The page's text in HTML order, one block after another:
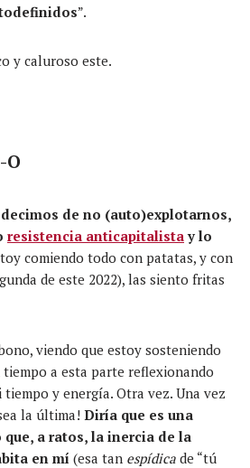
”.
y caluroso este.
O
decimos de no (auto)explotarnos,
resistencia anticapitalistay lo
comiendo todo con patatas, y con
de este 2022), las siento fritas
viendo que estoy sosteniendo
a esta parte reflexionando
y energía. Otra vez. Una vez
la última! Diría que es una
a ratos, la inercia de la
en mí (esa tan espídica de “tú